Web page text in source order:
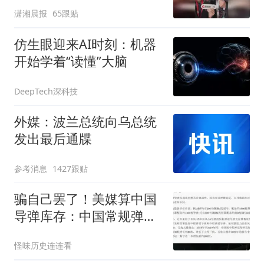
潇湘晨报 65跟贴
仿生眼迎来AI时刻：机器
开始学着“读懂”大脑
DeepTech深科技
外媒：波兰总统向乌总统
发出最后通牒
参考消息 1427跟贴
骗自己罢了！美媒算中国
导弹库存：中国常规弹道
朗差不多？
怪味历史连连看